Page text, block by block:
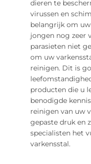
dieren te
virussen en
belangrijk om
jongen nog zeer
parasieten niet
om uw
reinigen. Dit is
producten die u
benodigde
reinigen van uw
gepaste druk en
specialisten het
varkensstal.